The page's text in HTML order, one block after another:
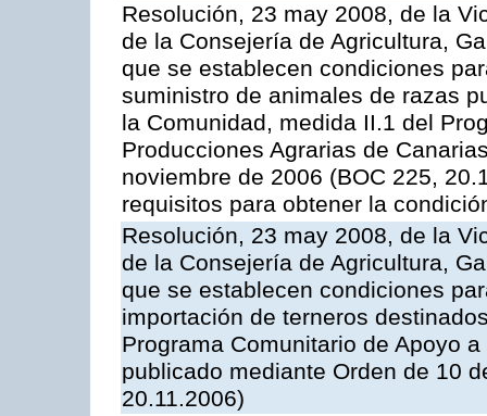
Resolución, 23 may 2008, de la
de la Consejería de Agricultura,
que se establecen condiciones
suministro de animales de razas
la Comunidad, medida II.1 del
Producciones Agrarias de
noviembre de 2006 (BOC 225,
requisitos para obtener la
Resolución, 23 may 2008, de la
de la Consejería de Agricultura,
que se establecen condiciones
importación de terneros
Programa Comunitario de Apoyo
publicado mediante Orden de 10
20.11.2006)